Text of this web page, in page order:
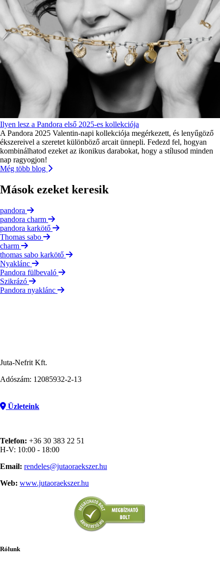
Ilyen lesz a Pandora első 2025-es kollekciója
A Pandora 2025 Valentin-napi kollekciója megérkezett, és lenyűgöző
ékszereivel a szeretet különböző arcait ünnepli. Fedezd fel, hogyan
kombinálhatod ezeket az ikonikus darabokat, hogy a stílusod minden
nap ragyogjon!
Még több blog
Mások ezeket keresik
pandora
pandora charm
pandora karkötő
Thomas sabo
charm
thomas sabo karkötő
Nyaklánc
Pandora fülbevaló
Szikrázó
Pandora nyaklánc
Juta-Nefrit Kft.
Adószám: 12085932-2-13
Üzleteink
Telefon: +36 30 383 22 51
H-V: 10:00 - 18:00
Email: rendeles@jutaoraekszer.hu
Web: www.jutaoraekszer.hu
Rólunk